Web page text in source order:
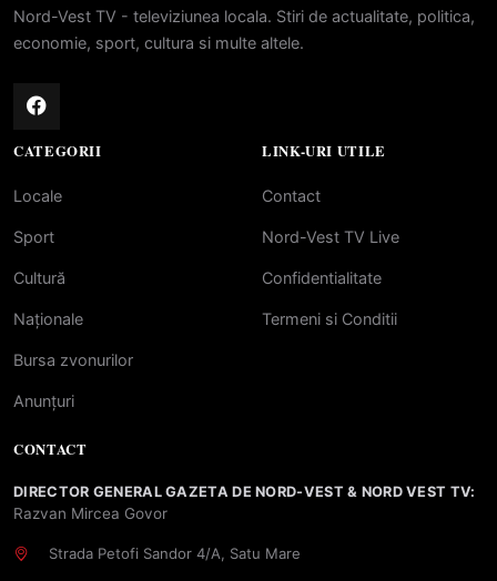
Nord-Vest TV - televiziunea locala. Stiri de actualitate, politica,
economie, sport, cultura si multe altele.
CATEGORII
Locale
Sport
Cultură
Naționale
Bursa zvonurilor
Anunțuri
LINK-URI UTILE
Contact
Nord-Vest TV Live
Confidentialitate
Termeni si Conditii
CONTACT
DIRECTOR GENERAL GAZETA DE NORD-VEST & NORD VEST TV:
Razvan Mircea Govor
Strada Petofi Sandor 4/A, Satu Mare